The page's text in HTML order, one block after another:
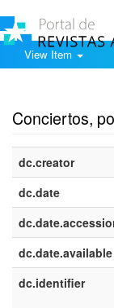
View Item
Conciertos,
dc.creator
dc.date
dc.date.available
dc.identifier